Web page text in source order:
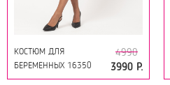
КОСТЮМ ДЛЯ
БЕРЕМЕННЫХ 16350
ФУКСИЯ
4990
3990 Р.